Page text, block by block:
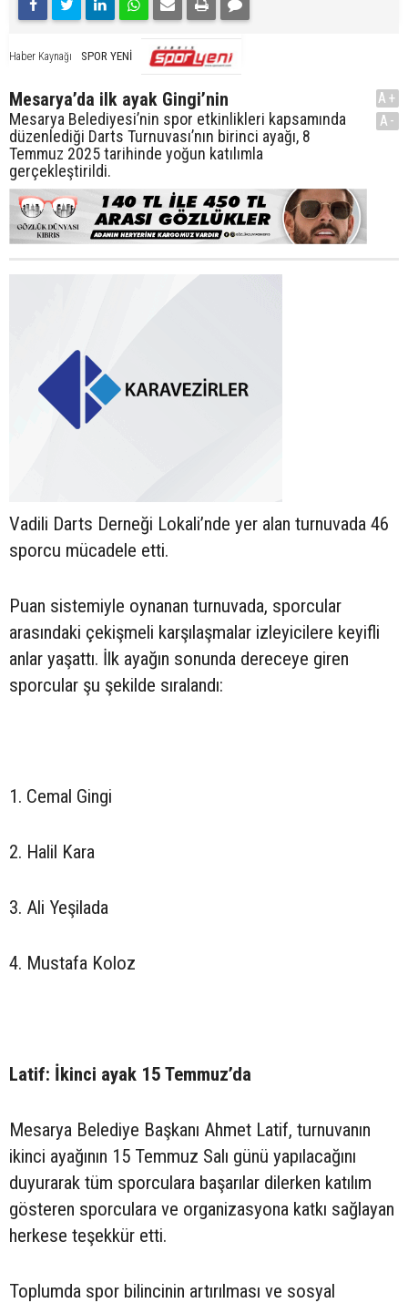
Haber Kaynağı SPOR YENİ
Mesarya’da ilk ayak Gingi’nin
Mesarya Belediyesi’nin spor etkinlikleri kapsamında
düzenlediği Darts Turnuvası’nın birinci ayağı, 8
Temmuz 2025 tarihinde yoğun katılımla
gerçekleştirildi.
A+
A-
Vadili Darts Derneği Lokali’nde yer alan turnuvada 46
sporcu mücadele etti.
Puan sistemiyle oynanan turnuvada, sporcular
arasındaki çekişmeli karşılaşmalar izleyicilere keyifli
anlar yaşattı. İlk ayağın sonunda dereceye giren
sporcular şu şekilde sıralandı:
1. Cemal Gingi
2. Halil Kara
3. Ali Yeşilada
4. Mustafa Koloz
Latif: İkinci ayak 15 Temmuz’da
Mesarya Belediye Başkanı Ahmet Latif, turnuvanın
ikinci ayağının 15 Temmuz Salı günü yapılacağını
duyurarak tüm sporculara başarılar dilerken katılım
gösteren sporculara ve organizasyona katkı sağlayan
herkese teşekkür etti.
Toplumda spor bilincinin artırılması ve sosyal